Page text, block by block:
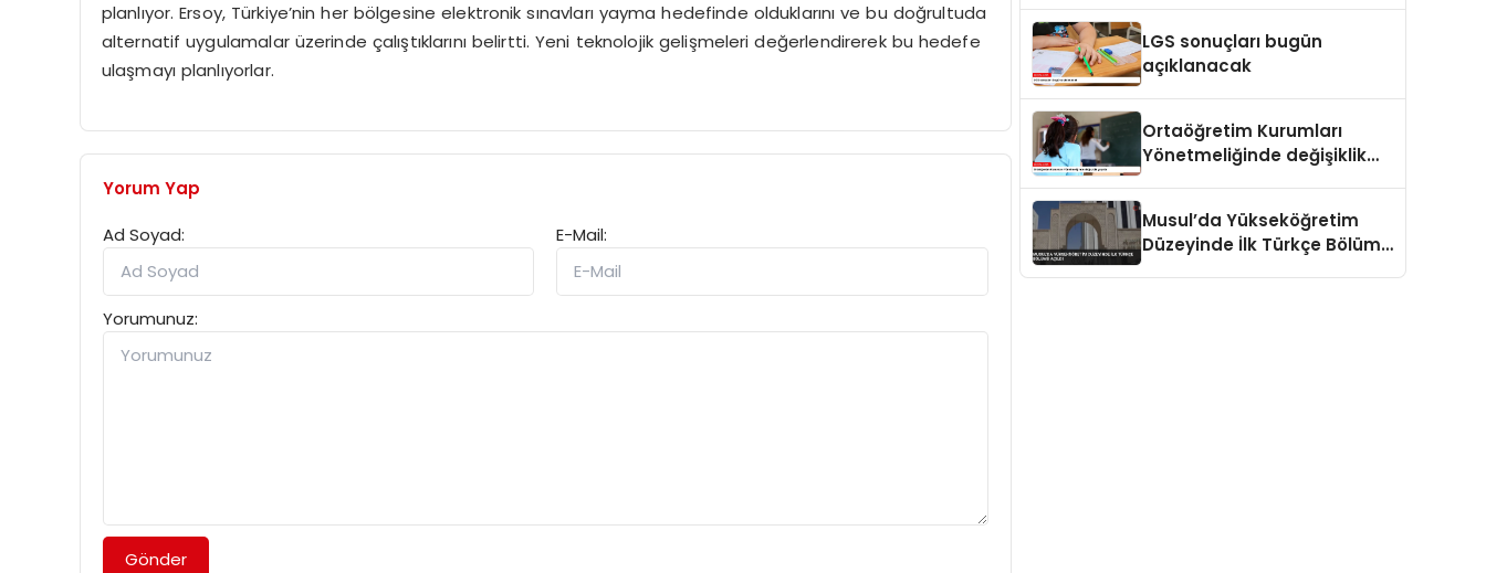
planlıyor. Ersoy, Türkiye’nin her bölgesine elektronik sınavları yayma hedefinde olduklarını ve bu doğrultuda
alternatif uygulamalar üzerinde çalıştıklarını belirtti. Yeni teknolojik gelişmeleri değerlendirerek bu hedefe
ulaşmayı planlıyorlar.
Yorum Yap
Ad Soyad:
E-Mail:
Yorumunuz:
Gönder
LGS sonuçları bugün
açıklanacak
Ortaöğretim Kurumları
Yönetmeliğinde değişiklik
Musul’da Yükseköğretim
Düzeyinde İlk Türkçe Bölümü